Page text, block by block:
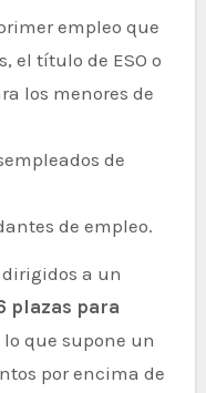
empleo que
el título de ESO o
los menores de
de
de empleo.
dirigidos a un
plazas para
lo que supone un
por encima de